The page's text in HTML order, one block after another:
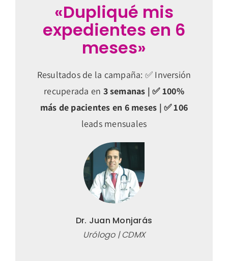
«Dupliqué mis
expedientes en 6
meses»
Resultados de la campaña: ✅ Inversión
recuperada en 3 semanas | ✅100%
más de pacientes en 6 meses | ✅106
leads mensuales
Dr. Juan Monjarás
Urólogo | CDMX